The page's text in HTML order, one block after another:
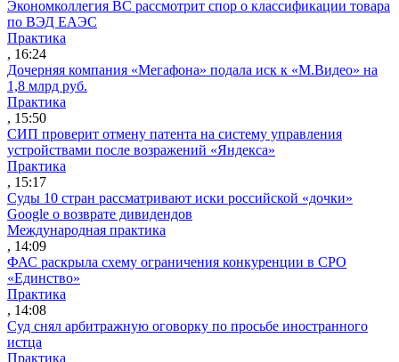
Экономколлегия ВС рассмотрит спор о классификации товара
по ВЭД ЕАЭС
Практика
, 16:24
Дочерняя компания «Мегафона» подала иск к «М.Видео» на
1,8 млрд руб.
Практика
, 15:50
СИП проверит отмену патента на систему управления
устройствами после возражений «Яндекса»
Практика
, 15:17
Суды 10 стран рассматривают иски российской «дочки»
Google о возврате дивидендов
Международная практика
, 14:09
ФАС раскрыла схему ограничения конкуренции в СРО
«Единство»
Практика
, 14:08
Суд снял арбитражную оговорку по просьбе иностранного
истца
Практика